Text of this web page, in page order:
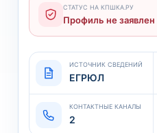
СТАТУС НА КПШКА.РУ
Профиль не заявлен
ИСТОЧНИК СВЕДЕНИЙ
ЕГРЮЛ
КОНТАКТНЫЕ КАНАЛЫ
2